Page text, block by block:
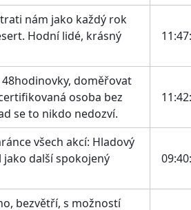
nám jako každý rok
Hodní lidé, krásný
doměřovat
osoba bez
se to nikdo nedozví.
všech akcí: Hladový
jako další spokojený
bezvětří, s možností